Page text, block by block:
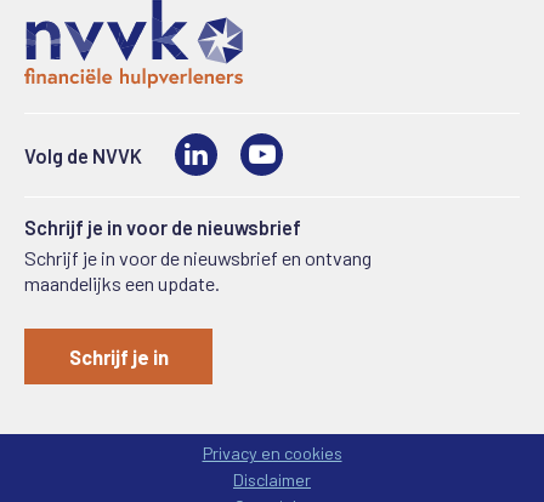
Volg de NVVK LinkedIn
Schrijf je in voor de nieuwsbrief
Schrijf je in voor de nieuwsbrief en ontvang
maandelijks een update.
Schrijf je in
Privacy en cookies
Disclaimer